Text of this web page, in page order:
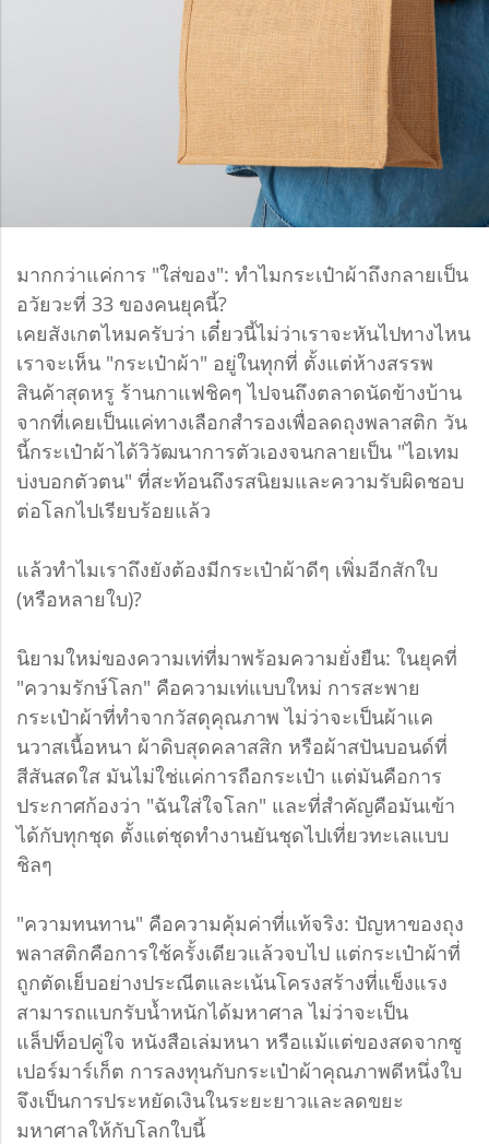
มากกว่าแค่การ "ใส่ของ": ทำไมกระเป๋าผ้าถึงกลายเป็น
อวัยวะที่ 33 ของคนยุคนี้?
เคยสังเกตไหมครับว่า เดี๋ยวนี้ไม่ว่าเราจะหันไปทางไหน
เราจะเห็น "กระเป๋าผ้า" อยู่ในทุกที่ ตั้งแต่ห้างสรรพ
สินค้าสุดหรู ร้านกาแฟชิคๆ ไปจนถึงตลาดนัดข้างบ้าน
จากที่เคยเป็นแค่ทางเลือกสำรองเพื่อลดถุงพลาสติก วัน
นี้กระเป๋าผ้าได้วิวัฒนาการตัวเองจนกลายเป็น "ไอเทม
บ่งบอกตัวตน" ที่สะท้อนถึงรสนิยมและความรับผิดชอบ
ต่อโลกไปเรียบร้อยแล้ว
แล้วทำไมเราถึงยังต้องมีกระเป๋าผ้าดีๆ เพิ่มอีกสักใบ
(หรือหลายใบ)?
นิยามใหม่ของความเท่ที่มาพร้อมความยั่งยืน: ในยุคที่
"ความรักษ์โลก" คือความเท่แบบใหม่ การสะพาย
กระเป๋าผ้าที่ทำจากวัสดุคุณภาพ ไม่ว่าจะเป็นผ้าแค
นวาสเนื้อหนา ผ้าดิบสุดคลาสสิก หรือผ้าสปันบอนด์ที่
สีสันสดใส มันไม่ใช่แค่การถือกระเป๋า แต่มันคือการ
ประกาศก้องว่า "ฉันใส่ใจโลก" และที่สำคัญคือมันเข้า
ได้กับทุกชุด ตั้งแต่ชุดทำงานยันชุดไปเที่ยวทะเลแบบ
ชิลๆ
"ความทนทาน" คือความคุ้มค่าที่แท้จริง: ปัญหาของถุง
พลาสติกคือการใช้ครั้งเดียวแล้วจบไป แต่กระเป๋าผ้าที่
ถูกตัดเย็บอย่างประณีตและเน้นโครงสร้างที่แข็งแรง
สามารถแบกรับน้ำหนักได้มหาศาล ไม่ว่าจะเป็น
แล็ปท็อปคู่ใจ หนังสือเล่มหนา หรือแม้แต่ของสดจากซู
เปอร์มาร์เก็ต การลงทุนกับกระเป๋าผ้าคุณภาพดีหนึ่งใบ
จึงเป็นการประหยัดเงินในระยะยาวและลดขยะ
มหาศาลให้กับโลกใบนี้